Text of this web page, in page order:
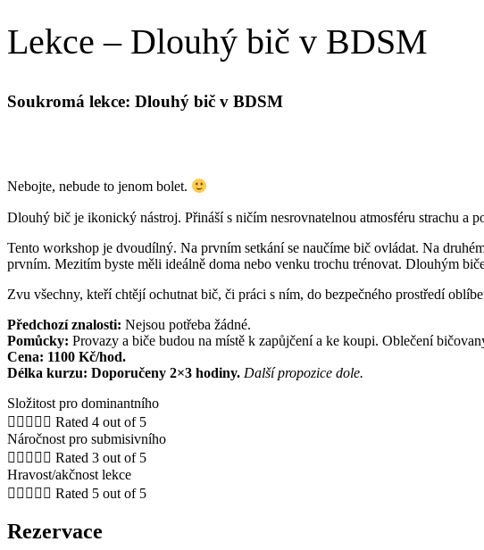
Lekce – Dlouhý bič v BDSM
Soukromá lekce: Dlouhý bič v BDSM
Nebojte, nebude to jenom bolet.
Dlouhý bič je ikonický nástroj. Přináší s ničím nesrovnatelnou atmosféru strachu
Tento workshop je dvoudílný. Na prvním setkání se naučíme bič ovládat. Na
prvním. Mezitím byste měli ideálně doma nebo venku trochu trénovat. Dlouhým
Zvu všechny, kteří chtějí ochutnat bič, či práci s ním, do bezpečného prostředí
Předchozí znalosti: Nejsou potřeba žádné.
Pomůcky: Provazy a biče budou na místě k zapůjčení a ke koupi. Oblečení
Cena: 1100 Kč/hod.
Délka kurzu: Doporučeny 2×3 hodiny. Další propozice dole.
Složitost pro dominantního
     Rated 4 out of 5
Náročnost pro submisivního
     Rated 3 out of 5
Hravost/akčnost lekce
     Rated 5 out of 5
Rezervace